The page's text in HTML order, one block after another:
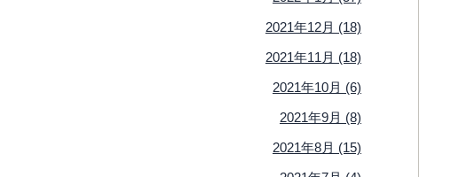
2021年12月 (18)
2021年11月 (18)
2021年10月 (6)
2021年9月 (8)
2021年8月 (15)